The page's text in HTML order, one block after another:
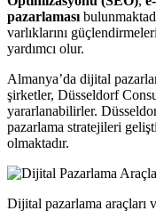
pazarlaması
varlıklarını
yardımcı olur.
Almanya’da dijital
şirketler, Düsseldorf
yararlanabilirler.
pazarlama stratejileri
olmaktadır.
Dijital pazarlama araçları